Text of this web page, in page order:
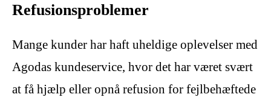
Refusionsproblemer
Mange kunder har haft uheldige oplevelser med
Agodas kundeservice, hvor det har været svært
at få hjælp eller opnå refusion for fejlbehæftede